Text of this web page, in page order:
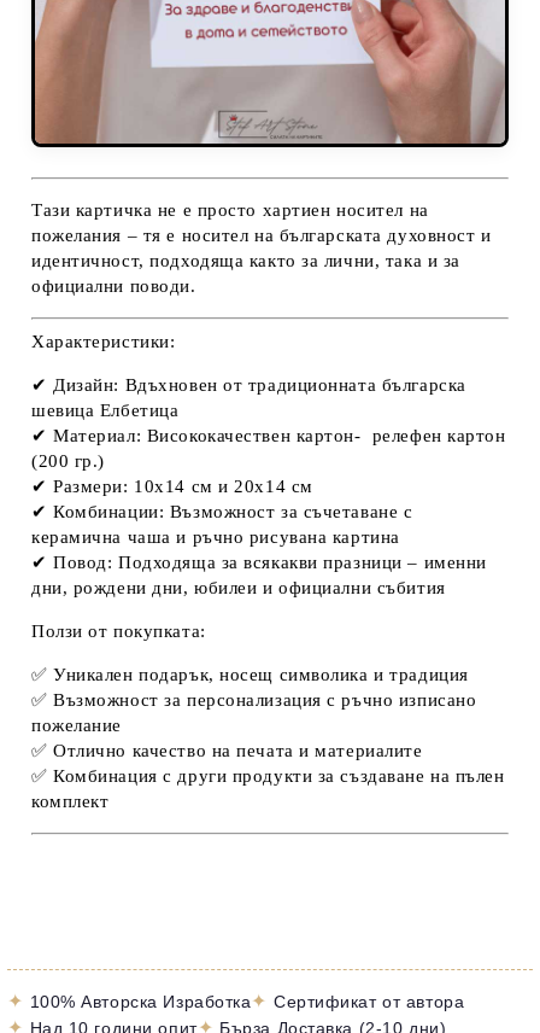
Тази картичка не е просто хартиен носител на
пожелания – тя е носител на българската духовност и
идентичност, подходяща както за лични, така и за
официални поводи.
Характеристики:
✔ Дизайн: Вдъхновен от традиционната българска
шевица Елбетица
✔Материал: Висококачествен картон- релефен картон
(200 гр.)
✔Размери: 10x14 см и 20x14 см
✔Комбинации: Възможност за съчетаване с
керамична чаша и ръчно рисувана картина
✔Повод: Подходяща за всякакви празници – именни
дни, рождени дни, юбилеи и официални събития
Ползи от покупката:
✅Уникален подарък, носещ символика и традиция
✅Възможност за персонализация с ръчно изписано
пожелание
✅Отлично качество на печата и материалите
✅Комбинация с други продукти за създаване на пълен
комплект
✦ 100% Авторска Изработка✦ Сертификат от автора
✦ Над 10 години опит✦ Бърза Доставка (2-10 дни)